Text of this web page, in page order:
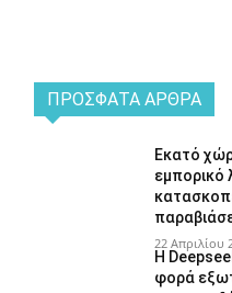
ΠΡΌΣΦΑΤΑ ΆΡΘΡΑ
Εκατό
εμπορικό
22 Απριλίου
Η
φορά